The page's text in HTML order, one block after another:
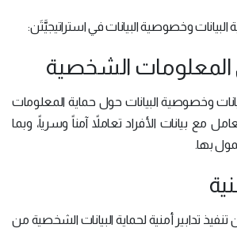
البيانات وخصوصية البيانات في استراتيجيَّتَن:
وخصوصية البيانات حول حماية المعلومات
مع بيانات الأفراد تعاملاً آمناً وسرياً، وبما
بها.
تدابير أمنية لحماية البيانات الشخصية من